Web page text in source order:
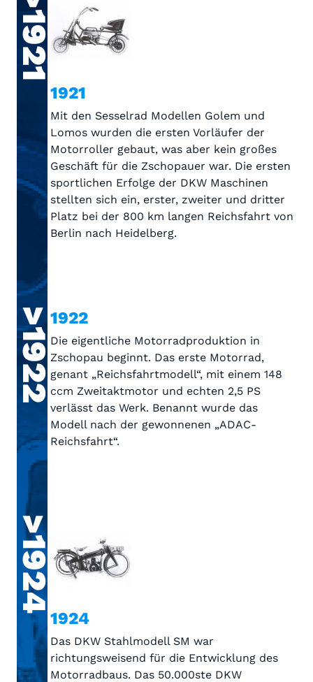
>1921
1921
Mit den Sesselrad Modellen Golem und
Lomos wurden die ersten Vorläufer der
Motorroller gebaut, was aber kein großes
Geschäft für die Zschopauer war. Die ersten
sportlichen Erfolge der DKW Maschinen
stellten sich ein, erster, zweiter und dritter
Platz bei der 800 km langen Reichsfahrt von
Berlin nach Heidelberg.
>19221922
Die eigentliche Motorradproduktion in
Zschopau beginnt. Das erste Motorrad,
genant „Reichsfahrtmodell“, mit einem 148
ccm Zweitaktmotor und echten 2,5 PS
verlässt das Werk. Benannt wurde das
Modell nach der gewonnenen „ADAC-
Reichsfahrt“.
>1924
1924
Das DKW Stahlmodell SM war
richtungsweisend für die Entwicklung des
Motorradbaus. Das 50.000ste DKW